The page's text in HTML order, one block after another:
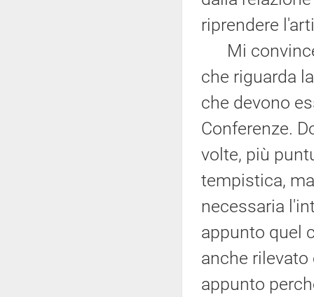
riprendere
Mi convince
che riguarda
che devono
Conferenze.
volte, più
tempistica,
necessaria
appunto quel
anche
appunto